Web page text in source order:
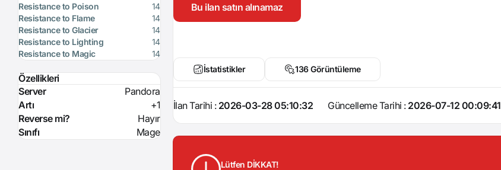
Resistance to Poison
14
Resistance to Flame
14
Resistance to Glacier
14
Resistance to Lighting
14
Resistance to Magic
14
Özellikleri
Server
Pandora
Artı
+1
Reverse mi?
Hayır
Sınıfı
Mage
Bu ilan satın alınamaz
İstatistikler 136 Görüntüleme
İlan Tarihi : 2026-03-28 05:10:32 Güncelleme Tarihi : 2026-07-12 00:09:41
Lütfen DİKKAT!